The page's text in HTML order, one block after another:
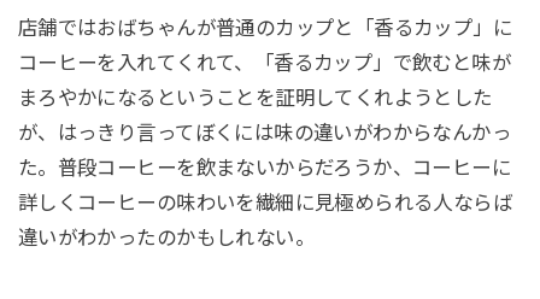
店舗ではおばちゃんが普通のカップと「香るカップ」に
コーヒーを入れてくれて、「香るカップ」で飲むと味が
まろやかになるということを証明してくれようとした
が、はっきり言ってぼくには味の違いがわからなんかっ
た。普段コーヒーを飲まないからだろうか、コーヒーに
詳しくコーヒーの味わいを繊細に見極められる人ならば
違いがわかったのかもしれない。